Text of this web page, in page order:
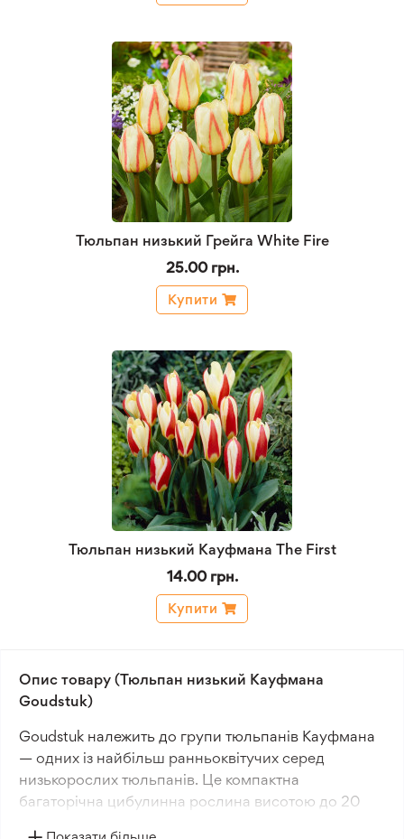
Тюльпан низький Грейга White Fire
25.00 грн.
Купити
Тюльпан низький Кауфмана The First
14.00 грн.
Купити
Опис товару (Тюльпан низький Кауфмана
Goudstuk)
Goudstuk належить до групи тюльпанів Кауфмана
— одних із найбільш ранньоквітучих серед
низькорослих тюльпанів. Це компактна
багаторічна цибулинна рослина висотою до 20